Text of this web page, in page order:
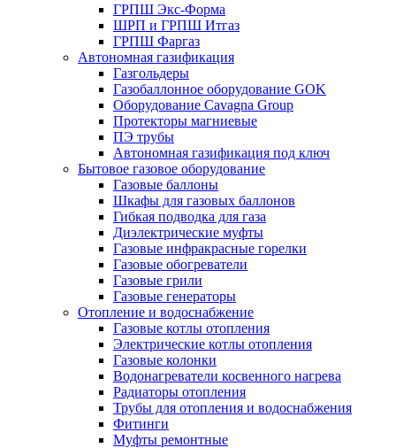
ГРПШ Экс-Форма
ШРП и ГРПШ Итгаз
ГРПШ Фаргаз
Автономная газификация
Газгольдеры
Газобаллонное оборудование GOK
Оборудование Cavagna Group
Протекторы магниевые
ПЭ трубы
Автономная газификация под ключ
Бытовое газовое оборудование
Газовые баллоны
Шкафы для газовых баллонов
Гибкая подводка для газа
Диэлектрические муфты
Газовые инфракрасные горелки
Газовые обогреватели
Газовые грили
Газовые генераторы
Отопление и водоснабжение
Газовые котлы отопления
Электрические котлы отопления
Газовые колонки
Водонагреватели косвенного нагрева
Радиаторы отопления
Трубы для отопления и водоснабжения
Фитинги
Муфты ремонтные